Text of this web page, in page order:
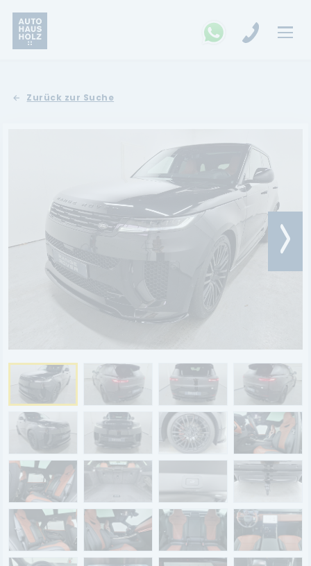
Ford
Land Rover
Renault
Dacia
SERVICE
Aktionsfahrzeuge
AutoAbo
Gewerbekunden
Probefahrt
Mietwagen
Ankauf
Zurück zur Suche